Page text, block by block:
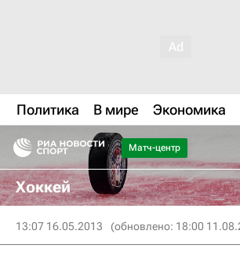
Политика В мире Экономика
Матч-центр
Хоккей
13:07 16.05.2013 (обновлено: 18:00